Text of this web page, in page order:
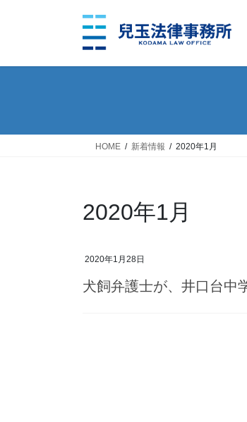
HOME 新着情報 2020年1月
2020年1月
2020年1月28日
犬飼弁護士が、井口台中